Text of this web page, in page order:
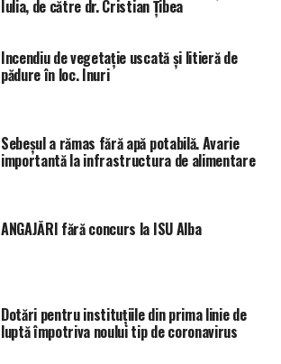
Iulia, de către dr. Cristian Țibea
Incendiu de vegetație uscată și litieră de
pădure în loc. Inuri
Sebeșul a rămas fără apă potabilă. Avarie
importantă la infrastructura de alimentare
ANGAJĂRI fără concurs la ISU Alba
Dotări pentru instituțiile din prima linie de
luptă împotriva noului tip de coronavirus